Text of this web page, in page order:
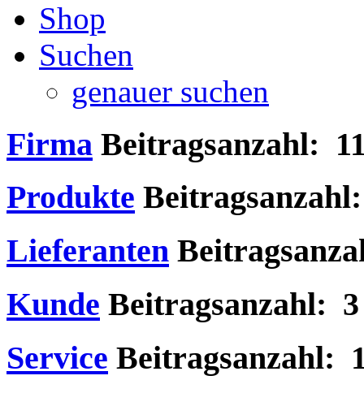
Shop
Suchen
genauer suchen
Firma Beitragsanzahl:
Produkte
Lieferanten
Kunde Beitragsanzahl: 3
Service Beitragsanzahl: